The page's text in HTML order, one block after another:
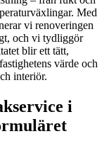
Med
vi renoveringen
och vi tydliggör
blir ett tätt,
värde och
interiör.
i